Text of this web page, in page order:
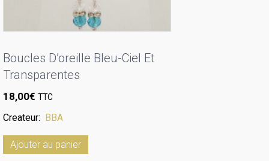
Boucles D’oreille Bleu-Ciel Et
Transparentes
18,00€ TTC
Createur: BBA
Ajouter au panier